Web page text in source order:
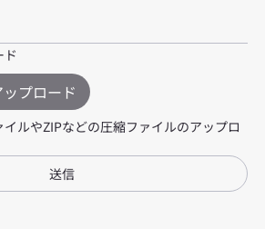
ド
プロード
ルやZIPなどの圧縮ファイルのアップロ
送信